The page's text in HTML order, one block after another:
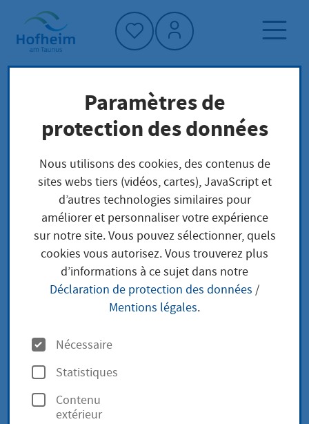
Accueil"
Page d'accueil Vivre à Hofheim
Planification, construction et transport
Planification,
construction et
transport
Paramètres de
protection des données
Nous utilisons des cookies, des contenus de
sites webs tiers (vidéos, cartes), JavaScript et
d’autres technologies similaires pour
améliorer et personnaliser votre expérience
sur notre site. Vous pouvez sélectionner, quels
cookies vous autorisez. Vous trouverez plus
d’informations à ce sujet dans notre
Déclaration de protection des données /
Mentions légales.
O
p
t
i
Nécessaire
Statistiques
Contenu
extérieur